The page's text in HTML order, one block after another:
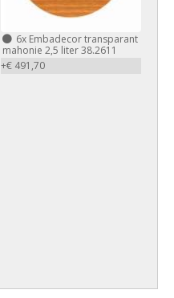
6xEmbadecor transparant
mahonie 2,5 liter 38.2611
+€ 491,70